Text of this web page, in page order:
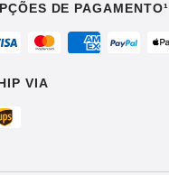
DE PAGAMENTO¹
VIA